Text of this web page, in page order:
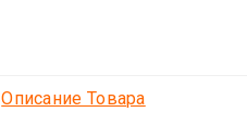
Описание Товара